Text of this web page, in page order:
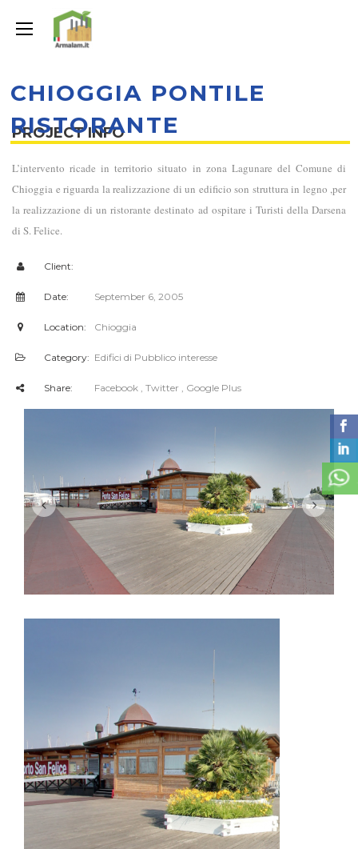
CHIOGGIA PONTILE
RISTORANTE
PROJECT INFO
L’intervento ricade in territorio situato in zona Lagunare del Comune di
Chioggia e riguarda la realizzazione di un edificio son struttura in legno ,per
la realizzazione di un ristorante destinato ad ospitare i Turisti della Darsena
di S. Felice.
Client:
Date: September 6, 2005
Location: Chioggia
Category: Edifici di Pubblico interesse
Share: Facebook , Twitter , Google Plus